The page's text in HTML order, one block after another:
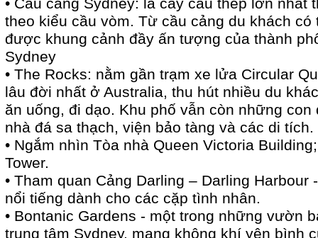
• Cầu cảng Sydney: là cây cầu thép lớn nhất
theo kiểu cầu vòm. Từ cầu cảng du khách
được khung cảnh đầy ấn tượng của thành
Sydney
• The Rocks: nằm gần trạm xe lửa Circular
lâu đời nhất ở Australia, thu hút nhiều du
ăn uống, đi dạo. Khu phố vẫn còn những
nhà đá sa thạch, viện bảo tàng và các di tích.
• Ngắm nhìn Tòa nhà Queen Victoria
Tower.
• Tham quan Cảng Darling – Darling Harbour
nổi tiếng dành cho các cặp tình nhân.
• Bontanic Gardens - một trong những vườn
trung tâm Sydney, mang không khí yên bình